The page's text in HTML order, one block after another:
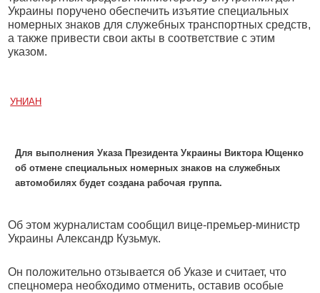
Украины поручено обеспечить изъятие специальных
номерных знаков для служебных транспортных средств,
а также привести свои акты в соответствие с этим
указом.
УНИАН
Для выполнения Указа Президента Украины Виктора Ющенко
об отмене специальных номерных знаков на служебных
автомобилях будет создана рабочая группа.
Об этом журналистам сообщил вице-премьер-министр
Украины Александр Кузьмук.
Он положительно отзывается об Указе и считает, что
спецномера необходимо отменить, оставив особые